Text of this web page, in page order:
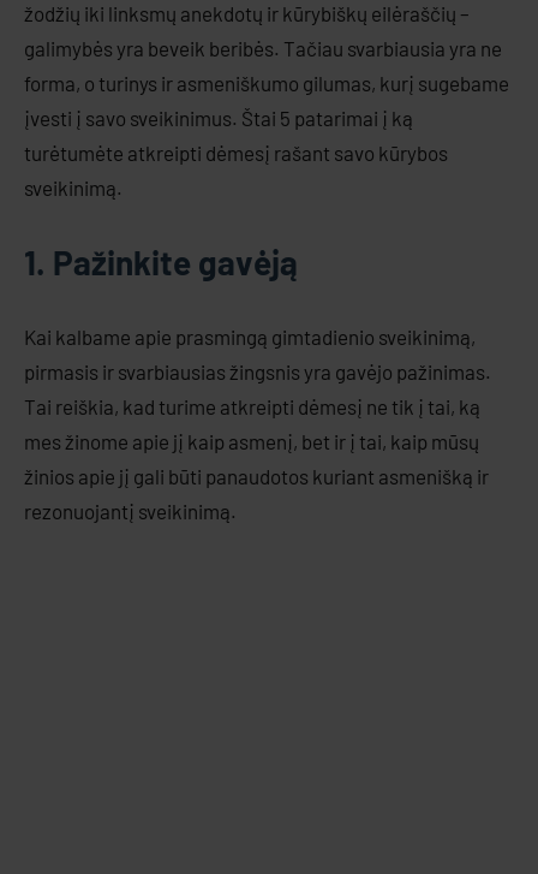
žodžių iki linksmų anekdotų ir kūrybiškų eilėraščių –
galimybės yra beveik beribės. Tačiau svarbiausia yra ne
forma, o turinys ir asmeniškumo gilumas, kurį sugebame
įvesti į savo sveikinimus. Štai 5 patarimai į ką
turėtumėte atkreipti dėmesį rašant savo kūrybos
sveikinimą.
1. Pažinkite gavėją
Kai kalbame apie prasmingą gimtadienio sveikinimą,
pirmasis ir svarbiausias žingsnis yra gavėjo pažinimas.
Tai reiškia, kad turime atkreipti dėmesį ne tik į tai, ką
mes žinome apie jį kaip asmenį, bet ir į tai, kaip mūsų
žinios apie jį gali būti panaudotos kuriant asmenišką ir
rezonuojantį sveikinimą.